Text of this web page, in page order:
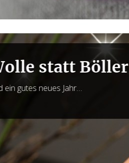
statt Böller
ein gutes neues Jahr…